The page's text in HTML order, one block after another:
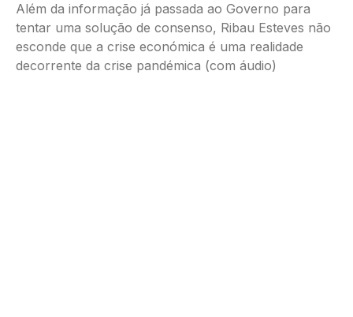
Além da informação já passada ao Governo para
tentar uma solução de consenso, Ribau Esteves não
esconde que a crise económica é uma realidade
decorrente da crise pandémica (com áudio)